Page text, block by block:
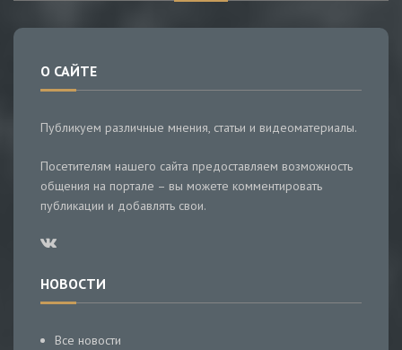
О САЙТЕ
Публикуем различные мнения, статьи и видеоматериалы.
Посетителям нашего сайта предоставляем возможность
общения на портале – вы можете комментировать
публикации и добавлять свои.
НОВОСТИ
Все новости